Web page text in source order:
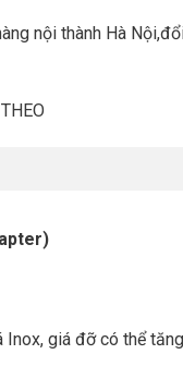
nội thành Hà
Inox, giá đỡ có thể